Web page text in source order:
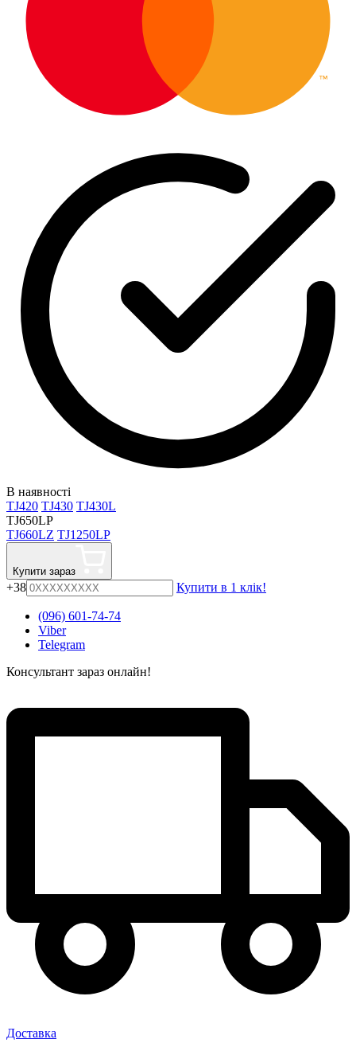
В наявності
TJ420 TJ430 TJ430L
TJ650LP
TJ660LZ TJ1250LP
Купити зараз
+38 Купити в 1 клік!
(096) 601-74-74
Viber
Telegram
Консультант зараз онлайн!
Доставка